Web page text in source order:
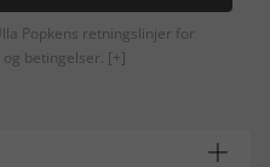
Popkens retningslinjer for
betingelser. [+]